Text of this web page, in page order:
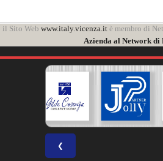
il Sito Web www.italy.vicenza.itè membro di
Azienda al Network di
❮